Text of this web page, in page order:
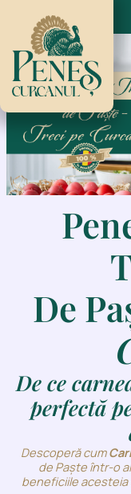
content
De
De ce
perfectă
Descoperă cum
de Paște într-o
beneficiile